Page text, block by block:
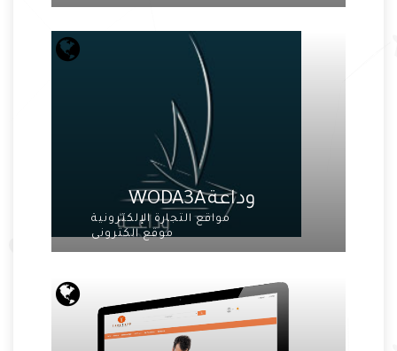
وداعة WODA3A
مواقع التجارة الإلكترونية
موقع الكترونى